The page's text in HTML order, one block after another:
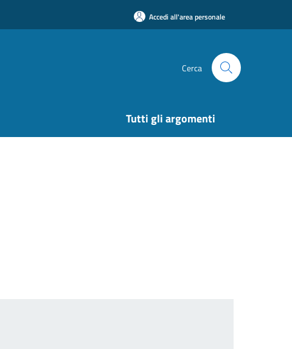
Accedi all'area personale
Cerca
Tutti gli argomenti